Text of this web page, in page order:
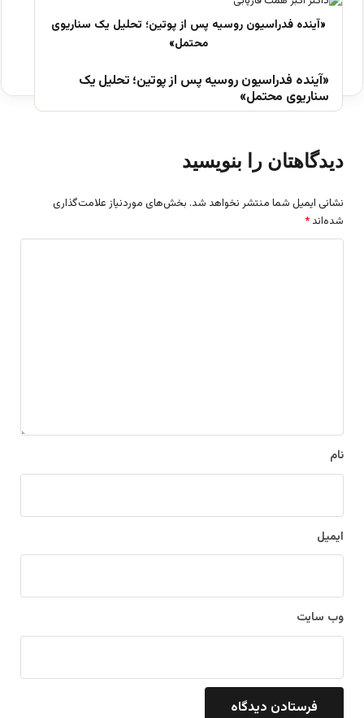
«آینده فدراسیون روسیه پس از پوتین؛ تحلیل یک
سناریوی محتمل»
دیدگاهتان را بنویسید
نشانی ایمیل شما منتشر نخواهد شد. بخش‌های موردنیاز علامت‌گذاری
شده‌اند *
نام
ایمیل
وب‌ سایت